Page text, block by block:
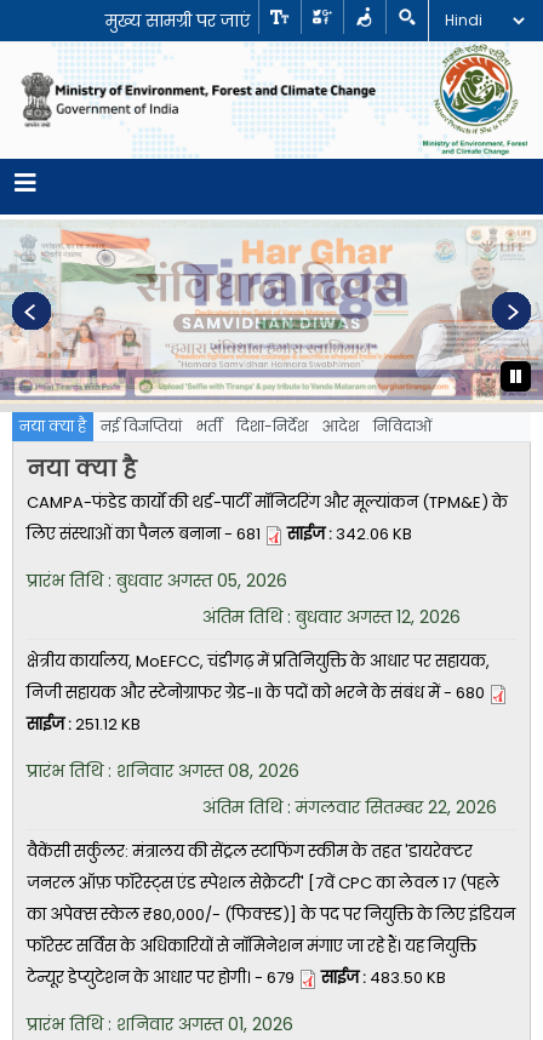
मुख्य सामग्री पर जाएं
नया क्या है नई विज्ञप्तियां भर्ती दिशा-निर्देश आदेश निविदाओं
नया क्या है
CAMPA-फंडेड कार्यों की थर्ड-पार्टी मॉनिटरिंग और मूल्यांकन (TPM&E) के
लिए संस्थाओं का पैनल बनाना - 681
साईज :342.06 KB
प्रारंभ तिथि : बुधवार अगस्त 05, 2026
अंतिम तिथि : बुधवार अगस्त 12, 2026
क्षेत्रीय कार्यालय, MoEFCC, चंडीगढ़ में प्रतिनियुक्ति के आधार पर सहायक,
निजी सहायक और स्टेनोग्राफर ग्रेड-II के पदों को भरने के संबंध में - 680
साईज :251.12 KB
प्रारंभ तिथि : शनिवार अगस्त 08, 2026
अंतिम तिथि : मंगलवार सितम्बर 22, 2026
वैकेंसी सर्कुलर: मंत्रालय की सेंट्रल स्टाफिंग स्कीम के तहत 'डायरेक्टर
जनरल ऑफ़ फॉरेस्ट्स एंड स्पेशल सेक्रेटरी' [7वें CPC का लेवल 17 (पहले
का अपेक्स स्केल ₹80,000/- (फिक्स्ड)] के पद पर नियुक्ति के लिए इंडियन
फॉरेस्ट सर्विस के अधिकारियों से नॉमिनेशन मंगाए जा रहे हैं। यह नियुक्ति
टेन्यूर डेप्युटेशन के आधार पर होगी। - 679
साईज : 483.50 KB
प्रारंभ तिथि : शनिवार अगस्त 01, 2026